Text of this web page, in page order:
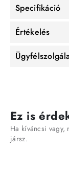
Specifikáció
Értékelés
Ez is
Ha kíváncsi vagy,
jársz.